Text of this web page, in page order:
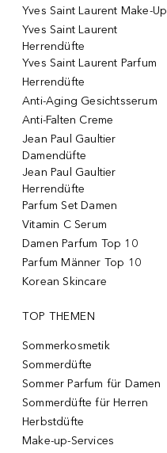
Yves Saint Laurent Make-Up
Yves Saint Laurent
Herrendüfte
Yves Saint Laurent Parfum
Herrendüfte
Anti-Aging Gesichtsserum
Anti-Falten Creme
Jean Paul Gaultier
Damendüfte
Jean Paul Gaultier
Herrendüfte
Parfum Set Damen
Vitamin C Serum
Damen Parfum Top 10
Parfum Männer Top 10
Korean Skincare
TOP THEMEN
Sommerkosmetik
Sommerdüfte
Sommer Parfum für Damen
Sommerdüfte für Herren
Herbstdüfte
Make-up-Services